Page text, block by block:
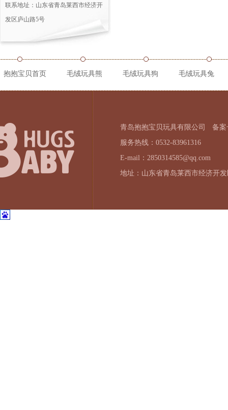
联系地址：山东省青岛莱西市经济开
发区庐山路5号
抱抱宝贝首页 毛绒玩具熊 毛绒玩具狗 毛绒玩具兔
青岛抱抱宝贝玩具有限公司
备案
服务热线：0532-83961316
E-mail：2850314585@qq.com
地址：山东省青岛莱西市经济开